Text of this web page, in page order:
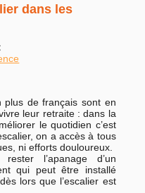
dans les
plus de français sont en
leur retraite : dans la
le quotidien c’est
on a accès à tous
ni efforts douloureux.
l’apanage d’un
qui peut être installé
lors que l’escalier est